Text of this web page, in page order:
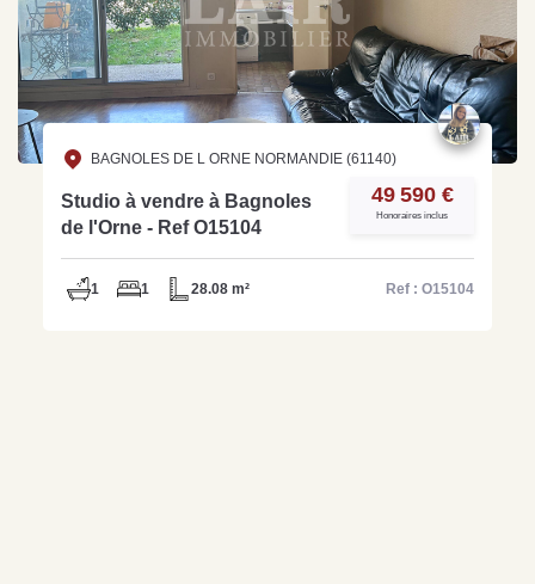
BAGNOLES DE L ORNE NORMANDIE (61140)
Studio à vendre à Bagnoles
de l'Orne - Ref O15104
49 590 €
Honoraires inclus
1 1 28.08 m² Ref : O15104